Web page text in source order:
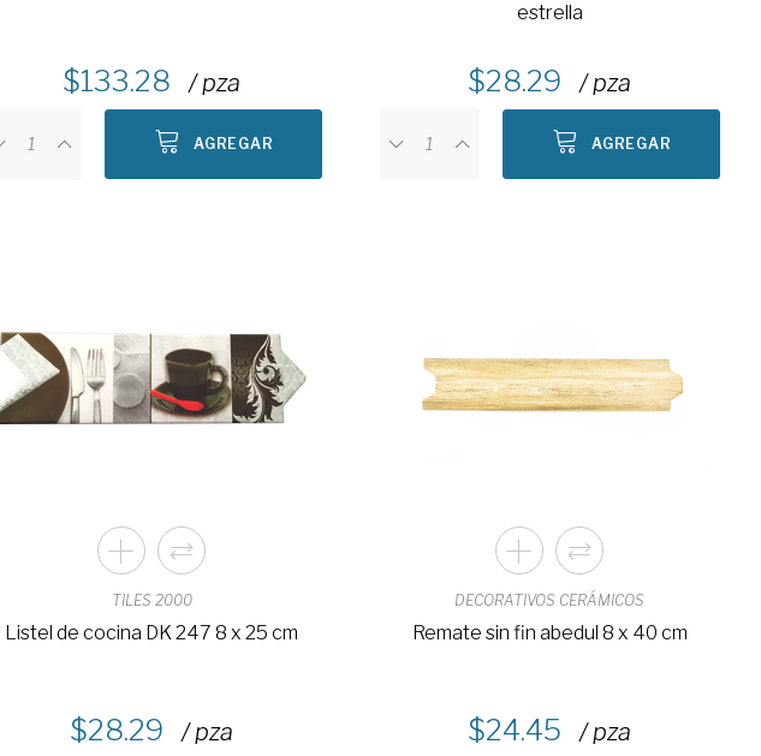
133.28 / pza
AGREGAR
estrella
28.29 / pza
AGREGAR
TILES 2000
Listel de cocina DK 247 8 x 25 cm
28.29 / pza
DECORATIVOS CERÁMICOS
Remate sin fin abedul 8 x 40 cm
24.45 / pza